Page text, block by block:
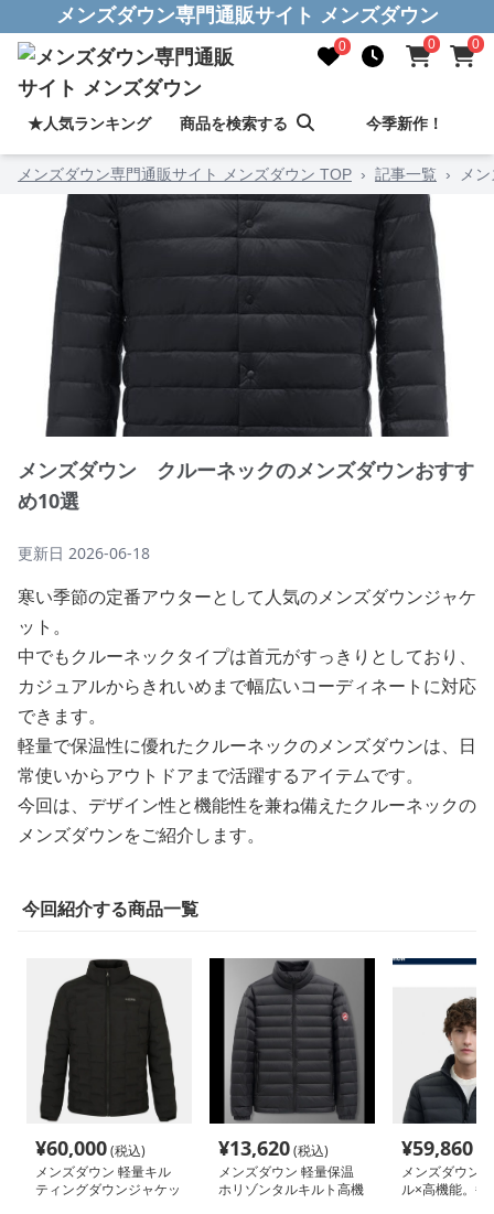
メンズダウン専門通販サイト メンズダウン
0 0 0
★人気ランキング 商品を検索する 今季新作！
メンズダウン専門通販サイト メンズダウン TOP › 記事一覧 › メ
メンズダウン クルーネックのメンズダウンおすす
め10選
更新日 2026-06-18
寒い季節の定番アウターとして人気のメンズダウンジャケ
ット。
中でもクルーネックタイプは首元がすっきりとしており、
カジュアルからきれいめまで幅広いコーディネートに対応
できます。
軽量で保温性に優れたクルーネックのメンズダウンは、日
常使いからアウトドアまで活躍するアイテムです。
今回は、デザイン性と機能性を兼ね備えたクルーネックの
メンズダウンをご紹介します。
今回紹介する商品一覧
¥60,000(税込)
メンズダウン 軽量キル
ティングダウンジャケッ
¥13,620(税込)
メンズダウン 軽量保温
ホリゾンタルキルト高機
¥59,860
メンズダウン
ル×高機能。毎